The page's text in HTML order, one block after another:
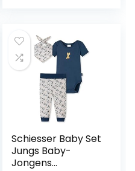
Schiesser Baby Set
Jungs Baby-
Jongens